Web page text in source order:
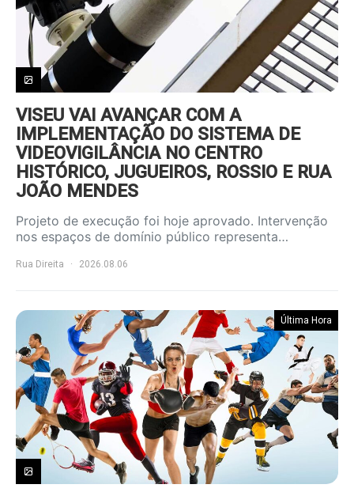
VISEU VAI AVANÇAR COM A
IMPLEMENTAÇÃO DO SISTEMA DE
VIDEOVIGILÂNCIA NO CENTRO
HISTÓRICO, JUGUEIROS, ROSSIO E RUA
JOÃO MENDES
Projeto de execução foi hoje aprovado. Intervenção
nos espaços de domínio público representa…
Rua Direita 2026.08.06
Última Hora